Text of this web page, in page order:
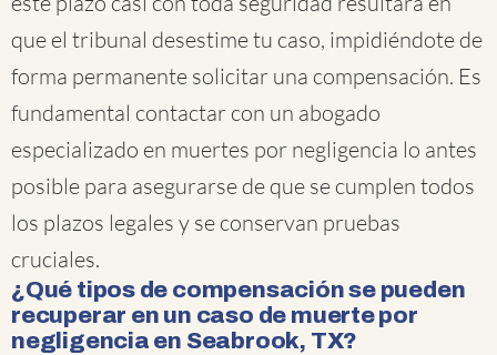
que el tribunal desestime tu caso, impidiéndote de
forma permanente solicitar una compensación. Es
fundamental contactar con un abogado
especializado en muertes por negligencia lo antes
posible para asegurarse de que se cumplen todos
los plazos legales y se conservan pruebas
cruciales.
¿Qué tipos de compensación se pueden
recuperar en un caso de muerte por
negligencia en Seabrook, TX?